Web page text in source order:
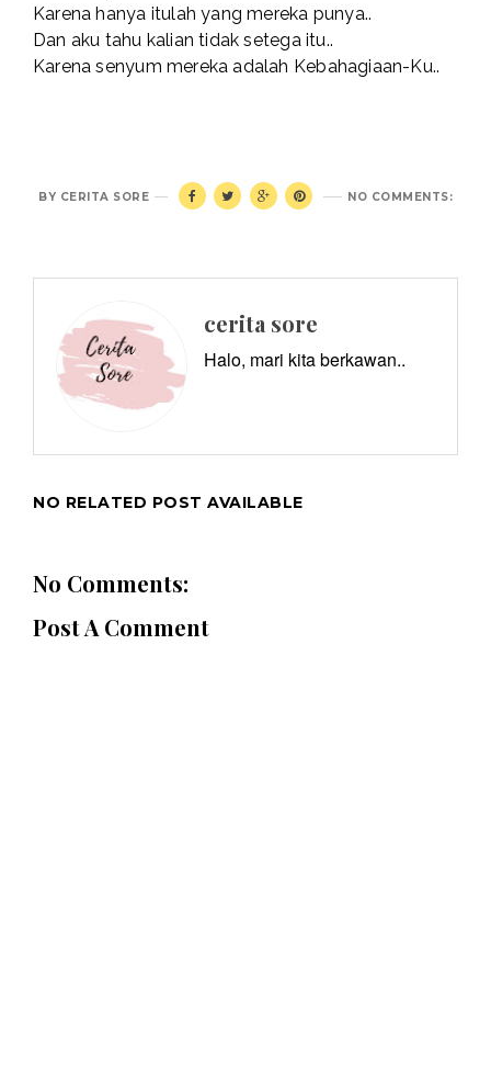
Karena hanya itulah yang mereka punya..
Dan aku tahu kalian tidak setega itu..
Karena senyum mereka adalah Kebahagiaan-Ku..
NO COMMENTS:
BY CERITA SORE
cerita sore
Halo, mari kita berkawan..
NO RELATED POST AVAILABLE
No Comments:
Post A Comment